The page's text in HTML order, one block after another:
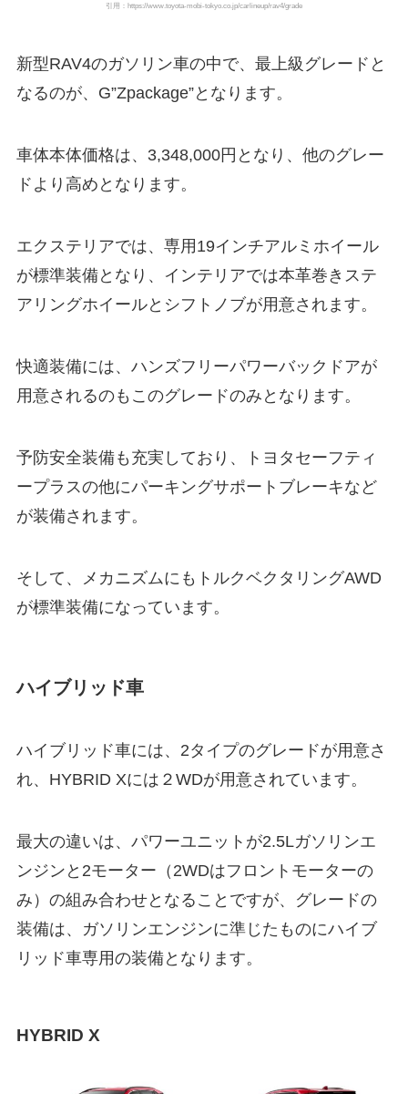
引用：https://www.toyota-mobi-tokyo.co.jp/carlineup/rav4/grade
新型RAV4のガソリン車の中で、最上級グレードと
なるのが、G”Zpackage”となります。
車体本体価格は、 3,348,000円となり、他のグレー
ドより高めとなります。
エクステリアでは、専用19インチアルミホイール
が標準装備となり、インテリアでは本革巻きステ
アリングホイールとシフトノブが用意されます。
快適装備には、ハンズフリーパワーバックドアが
用意されるのもこのグレードのみとなります。
予防安全装備も充実しており、トヨタセーフティ
ープラスの他にパーキングサポートブレーキなど
が装備されます。
そして、メカニズムにもトルクベクタリングAWD
が標準装備になっています。
ハイブリッド車
ハイブリッド車には、2タイプのグレードが用意さ
れ、HYBRID Xには２WDが用意されています。
最大の違いは、パワーユニットが2.5Lガソリンエ
ンジンと2モーター（2WDはフロントモーターの
み）の組み合わせとなることですが、グレードの
装備は、ガソリンエンジンに準じたものにハイブ
リッド車専用の装備となります。
HYBRID X